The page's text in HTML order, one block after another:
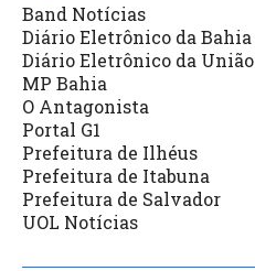
Band Notícias
Diário Eletrônico da Bahia
Diário Eletrônico da União
MP Bahia
O Antagonista
Portal G1
Prefeitura de Ilhéus
Prefeitura de Itabuna
Prefeitura de Salvador
UOL Notícias